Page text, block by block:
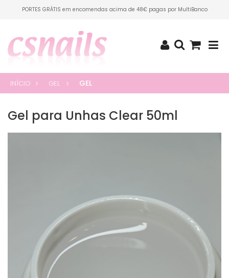
PORTES GRÁTIS em encomendas acima de 48€ pagas por MultiBanco
INÍCIO GEL GEL
Gel para Unhas Clear 50ml